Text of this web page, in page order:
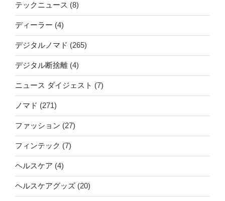
テックニュース (8)
ディーラー (4)
デジタルノマド (265)
デジタル断捨離 (4)
ニュース ダイジェスト (7)
ノマド (271)
ファッション (27)
フィンテック (7)
ヘルスケア (4)
ヘルスケアグッズ (20)